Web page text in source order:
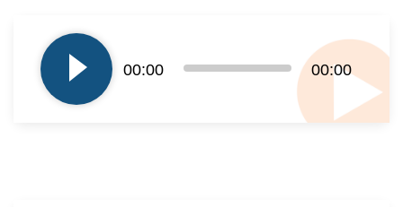
plików
dźwiękowych
00:00 00:00